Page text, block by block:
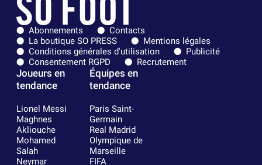
Abonnements
Contacts
La boutique SO PRESS
Mentions légales
Conditions générales d'utilisation
Publicité
Consentement RGPD
Recrutement
Joueurs en
tendance
Lionel Messi
Maghnes
Akliouche
Mohamed
Salah
Neymar
Équipes en
tendance
Paris Saint-
Germain
Real Madrid
Olympique de
Marseille
FIFA